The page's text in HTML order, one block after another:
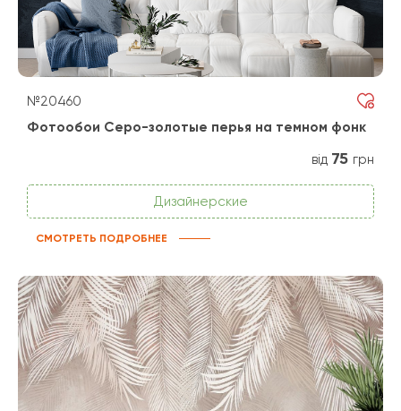
№20460
Фотообои Серо-золотые перья на темном фонк
від 75 грн
Дизайнерские
СМОТРЕТЬ ПОДРОБНЕЕ